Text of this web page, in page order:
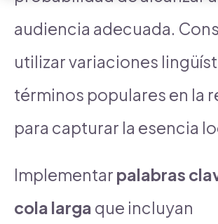
audiencia adecuada.
utilizar variaciones
términos populares en la
para capturar la esencia
Implementar palabras
cola larga que incluyan